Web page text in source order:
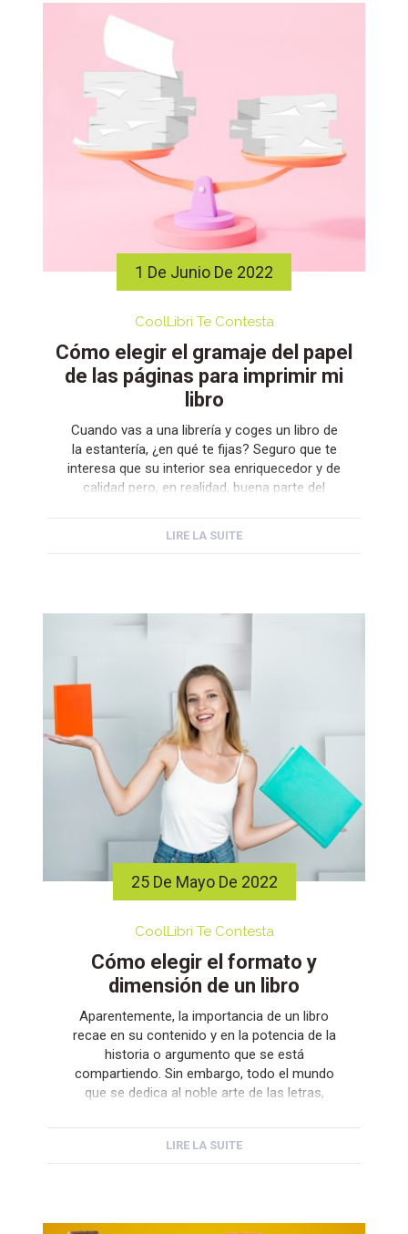
1 De Junio De 2022
CoolLibri Te Contesta
Cómo elegir el gramaje del papel
de las páginas para imprimir mi
libro
Cuando vas a una librería y coges un libro de
la estantería, ¿en qué te fijas? Seguro que te
interesa que su interior sea enriquecedor y de
calidad pero, en realidad, buena parte del
edición y, entre otras cosas, su […]
LIRE LA SUITE
25 De Mayo De 2022
CoolLibri Te Contesta
Cómo elegir el formato y
dimensión de un libro
Aparentemente, la importancia de un libro
recae en su contenido y en la potencia de la
historia o argumento que se está
compartiendo. Sin embargo, todo el mundo
que se dedica al noble arte de las letras,
los libros, el […]
LIRE LA SUITE